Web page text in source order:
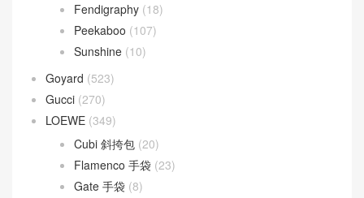
Fendigraphy (18)
Peekaboo (107)
Sunshine (10)
Goyard (523)
Gucci (270)
LOEWE (349)
Cubi 斜挎包 (20)
Flamenco 手袋 (23)
Gate 手袋 (8)